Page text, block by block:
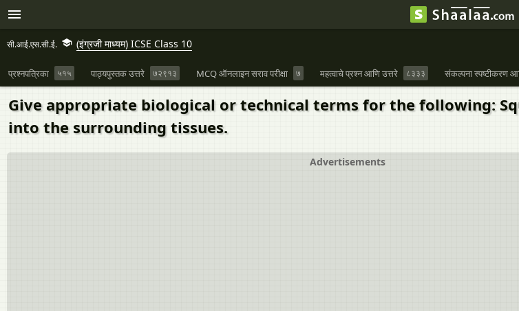
सी.आई.एस.सी.ई. (इंग्रजी माध्यम) ICSE Class 10
प्रश्नपत्रिका ५१५ पाठ्यपुस्तक उत्तरे ७२९१३ MCQ ऑनलाइन सराव परीक्षा ७ महत्वाचे प्रश्न आणि उत्तरे ८३३३ संकल्पना स्पष्टीकरण
Give appropriate biological or technical terms for the following:
into the surrounding tissues.
Advertisements